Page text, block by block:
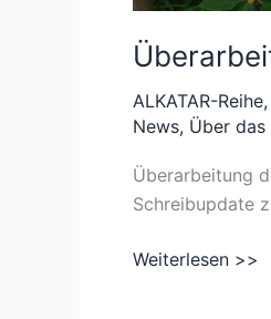
ALKATAR-Reihe,
News, Über das
Überarbeitung
Schreibupdate
Überarbeitung
Weiterlesen >>